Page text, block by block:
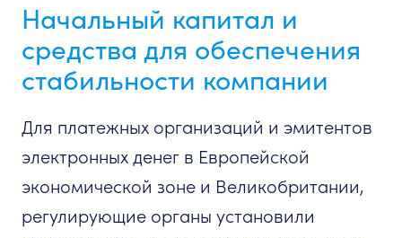
Начальный капитал и
средства для обеспечения
стабильности компании
Для платежных организаций и эмитентов
электронных денег в Европейской
экономической зоне и Великобритании,
регулирующие органы установили